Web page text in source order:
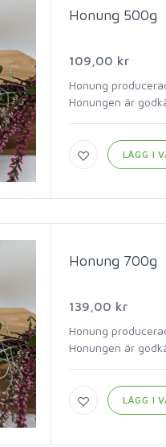
Honung 500g
109,00 kr
Honung
Honungen är
LÄGG I
Honung 700g
139,00 kr
Honung
Honungen är
LÄGG I